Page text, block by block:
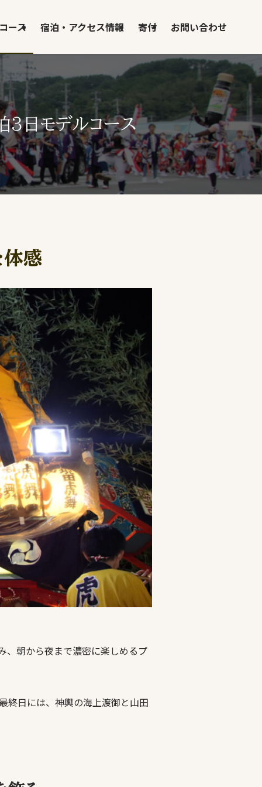
ース 宿泊・アクセス情報 寄付 お問い合わせ
3日モデルコース
体感
、朝から夜まで濃密に楽しめるプ
終日には、神輿の海上渡御と山田